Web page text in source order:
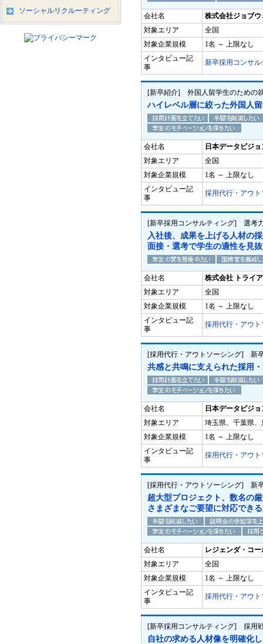
会社名
株式会社ジョブウ
対象エリア
全国
対象企業規模
1名 ～ 上限なし
インタビュー記
事
新卒採用コンサル
[新卒紹介] 外国人留学生のための
ハイレベル層に絞った外国人
会社名
日本データビジ
対象エリア
全国
対象企業規模
1名 ～ 上限なし
インタビュー記
事
採用代行・アウ
[新卒採用コンサルティング] 選考
入社後、成果を上げる人材の
面接・選考で学生の適性を見
会社名
株式会社 トライ
対象エリア
全国
対象企業規模
1名 ～ 上限なし
インタビュー記
事
採用代行・アウ
[採用代行・アウトソーシング] 新
共感と共鳴に支えられた採用
会社名
日本データビジ
対象エリア
埼玉県、千葉県
対象企業規模
1名 ～ 上限なし
インタビュー記
事
採用代行・アウ
[採用代行・アウトソーシング] 新
超大型プロジェクト、数名の
さまざまなご要望に対応でき
会社名
レジェンダ・コ
対象エリア
全国
対象企業規模
1名 ～ 上限なし
インタビュー記
事
採用代行・アウ
[新卒採用コンサルティング] 採用
自社の求める人材像を明確化
ソーシャルリクルーティング